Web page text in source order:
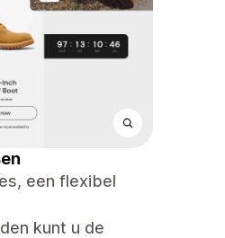
een flexibel
kunt u de